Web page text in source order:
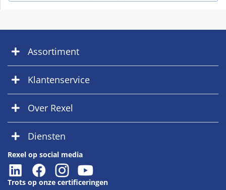
Assortiment
Klantenservice
Over Rexel
Diensten
Rexel op social media
Trots op onze certificeringen